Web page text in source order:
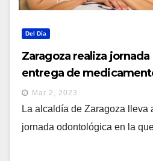
Del Día
Zaragoza realiza
entrega de
habitantes
Mar 2, 2023
La alcaldía de Zaragoza lleva
jornada odontológica en la